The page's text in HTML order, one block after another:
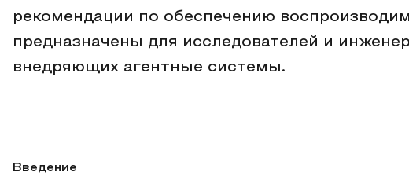
рекомендации по обеспечению
предназначены для исследователей и
внедряющих агентные системы.
Введение